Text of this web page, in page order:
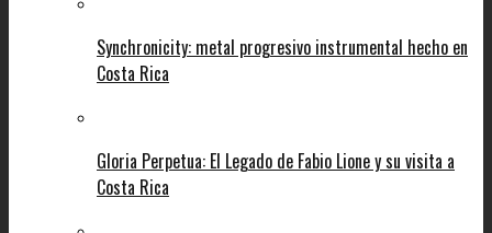
Synchronicity: metal progresivo instrumental hecho en
Costa Rica
Gloria Perpetua: El Legado de Fabio Lione y su visita a
Costa Rica